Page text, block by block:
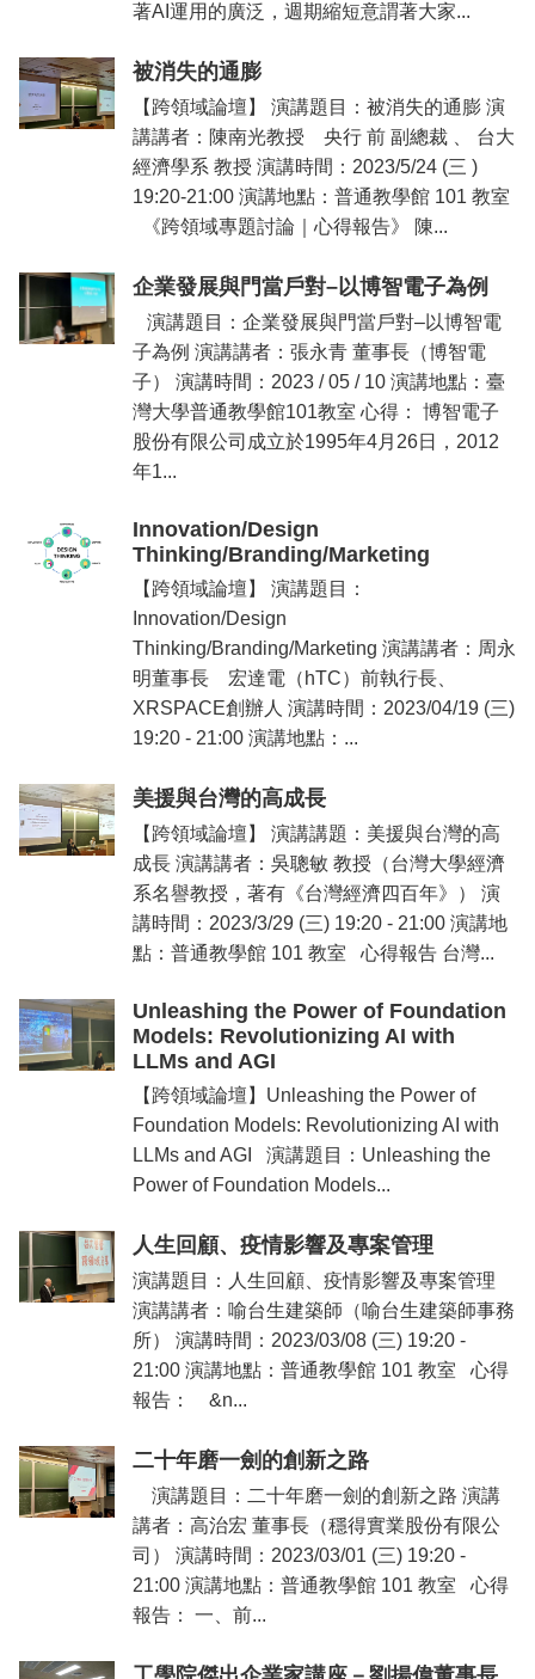
著AI運用的廣泛，週期縮短意謂著大家...
被消失的通膨
【跨領域論壇】 演講題目：被消失的通膨 演
講講者：陳南光教授 央行 前 副總裁 、 台大
經濟學系 教授 演講時間：2023/5/24 (三 )
19:20-21:00 演講地點：普通教學館 101 教室
《跨領域專題討論｜心得報告》 陳...
企業發展與門當戶對–以博智電子為例
演講題目：企業發展與門當戶對–以博智電
子為例 演講講者：張永青 董事長（博智電
子） 演講時間：2023 / 05 / 10 演講地點：臺
灣大學普通教學館101教室 心得： 博智電子
股份有限公司成立於1995年4月26日，2012
年1...
Innovation/Design
Thinking/Branding/Marketing
【跨領域論壇】 演講題目：
Innovation/Design
Thinking/Branding/Marketing 演講講者：周永
明董事長 宏達電（hTC）前執行長、
XRSPACE創辦人 演講時間：2023/04/19 (三)
19:20 - 21:00 演講地點：...
美援與台灣的高成長
【跨領域論壇】 演講講題：美援與台灣的高
成長 演講講者：吳聰敏 教授（台灣大學經濟
系名譽教授，著有《台灣經濟四百年》） 演
講時間：2023/3/29 (三) 19:20 - 21:00 演講地
點：普通教學館 101 教室 心得報告 台灣...
Unleashing the Power of Foundation
Models: Revolutionizing AI with
LLMs and AGI
【跨領域論壇】Unleashing the Power of
Foundation Models: Revolutionizing AI with
LLMs and AGI 演講題目：Unleashing the
Power of Foundation Models...
人生回顧、疫情影響及專案管理
演講題目：人生回顧、疫情影響及專案管理
演講講者：喻台生建築師（喻台生建築師事務
所） 演講時間：2023/03/08 (三) 19:20 -
21:00 演講地點：普通教學館 101 教室 心得
報告： &n...
二十年磨一劍的創新之路
演講題目：二十年磨一劍的創新之路 演講
講者：高治宏 董事長（穩得實業股份有限公
司） 演講時間：2023/03/01 (三) 19:20 -
21:00 演講地點：普通教學館 101 教室 心得
報告： 一、前...